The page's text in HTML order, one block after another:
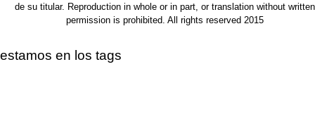
de su titular. Reproduction in whole or in part, or translation without written
permission is prohibited. All rights reserved 2015
estamos en los tags